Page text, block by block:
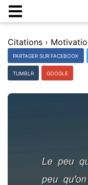
Citations ›
PARTAGER SUR FACEBOOK
TUMBLR GOOGLE